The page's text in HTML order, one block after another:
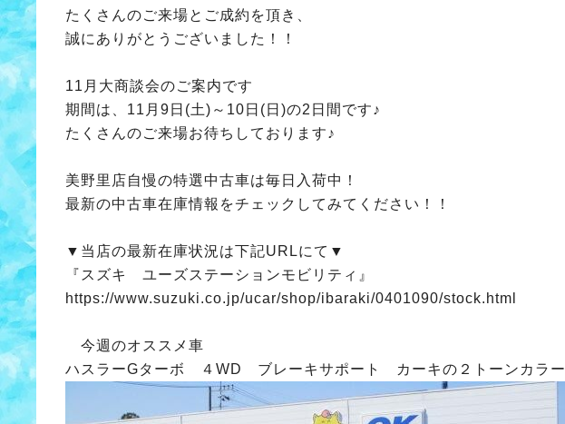
たくさんのご来場とご成約を頂き、
誠にありがとうございました！！
11月大商談会のご案内です
期間は、11月9日(土)～10日(日)の2日間です♪
たくさんのご来場お待ちしております♪
美野里店自慢の特選中古車は毎日入荷中！
最新の中古車在庫情報をチェックしてみてください！！
▼当店の最新在庫状況は下記URLにて▼
『スズキ ユーズステーションモビリティ』
https://www.suzuki.co.jp/ucar/shop/ibaraki/0401090/stock.html
今週のオススメ車
ハスラーGターボ ４WD ブレーキサポート カーキの２トーンカラー